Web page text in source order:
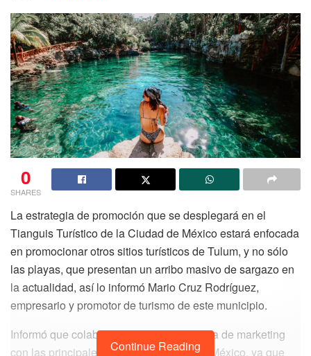
0
SHARES
La estrategia de promoción que se desplegará en el
Tianguis Turístico de la Ciudad de México estará enfocada
en promocionar otros sitios turísticos de Tulum, y no sólo
las playas, que presentan un arribo masivo de sargazo en
la actualidad, así lo informó Mario Cruz Rodríguez,
empresario y promotor de turismo de este municipio.
Informó que colaborarán en una estrategia de marketing
con las principales agencias de viaje de México, ya que
Continue Reading